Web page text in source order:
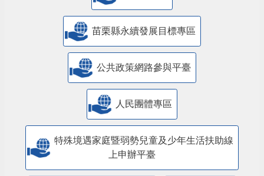
苗栗縣永續發展目標專區
公共政策網路參與平臺
人民團體專區
特殊境遇家庭暨弱勢兒童及少年生活扶助線
上申辦平臺